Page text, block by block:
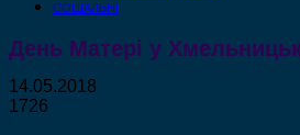
СОЦІАЛЬНІ
День Матері у
14.05.2018
1726